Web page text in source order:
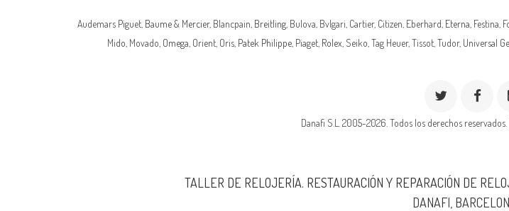
Audemars Piguet, Baume & Mercier, Blancpain, Breitling, Bulova, Bvlgari, Cartier, Citizen, Eberhard, Eterna ,
Mido, Movado, Omega , Orient, Oris, Patek Philippe, Piaget, Rolex , Seiko, Tag Heuer, Tissot, Tudor, Universal
Danafi S.L. 2005-2026. Todos los derechos reservados.
TALLER DE RELOJERÍA. RESTAURACIÓN Y REPARACIÓN DE
DANAFI,